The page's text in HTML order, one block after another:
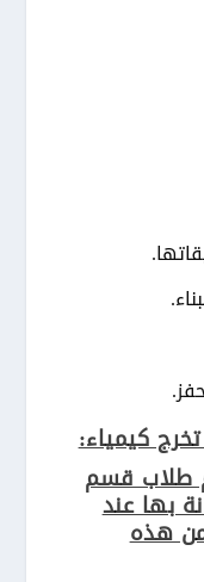
كيمياء:
طلاب قسم
بها عند
هذه